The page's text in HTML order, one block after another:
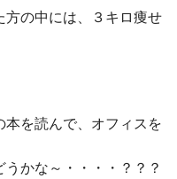
方の中には、３キロ痩せ
を読んで、オフィスを
かな～・・・・？？？